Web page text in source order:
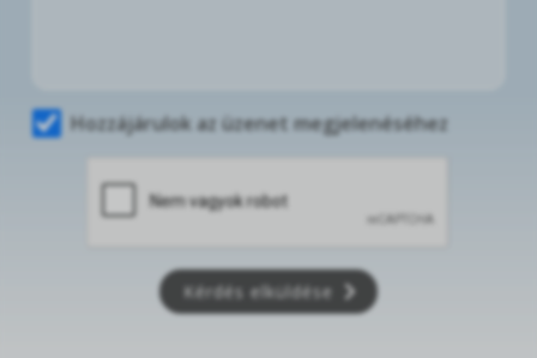
Hozzájárulok az üzenet megjelenéséhez
Kérdés elküldése